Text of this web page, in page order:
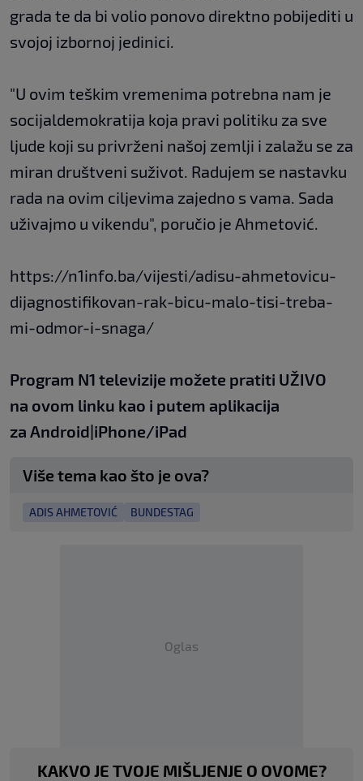
grada te da bi volio ponovo direktno pobijediti u
svojoj izbornoj jedinici.
"U ovim teškim vremenima potrebna nam je
socijaldemokratija koja pravi politiku za sve
ljude koji su privrženi našoj zemlji i zalažu se za
miran društveni suživot. Radujem se nastavku
rada na ovim ciljevima zajedno s vama. Sada
uživajmo u vikendu", poručio je Ahmetović.
https://n1info.ba/vijesti/adisu-ahmetovicu-
dijagnostifikovan-rak-bicu-malo-tisi-treba-
mi-odmor-i-snaga/
Program N1 televizije možete pratiti UŽIVO
na ovom linku kao i putem aplikacija
za Android|iPhone/iPad
Više tema kao što je ova?
ADIS AHMETOVIĆ BUNDESTAG
Oglas
KAKVO JE TVOJE MIŠLJENJE O OVOME?